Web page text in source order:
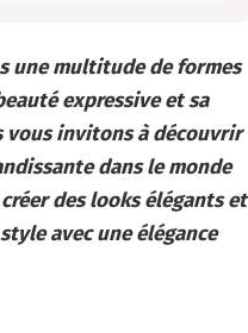
une multitude de formes
expressive et sa
vous invitons à découvrir
dans le monde
des looks élégants et
avec une élégance